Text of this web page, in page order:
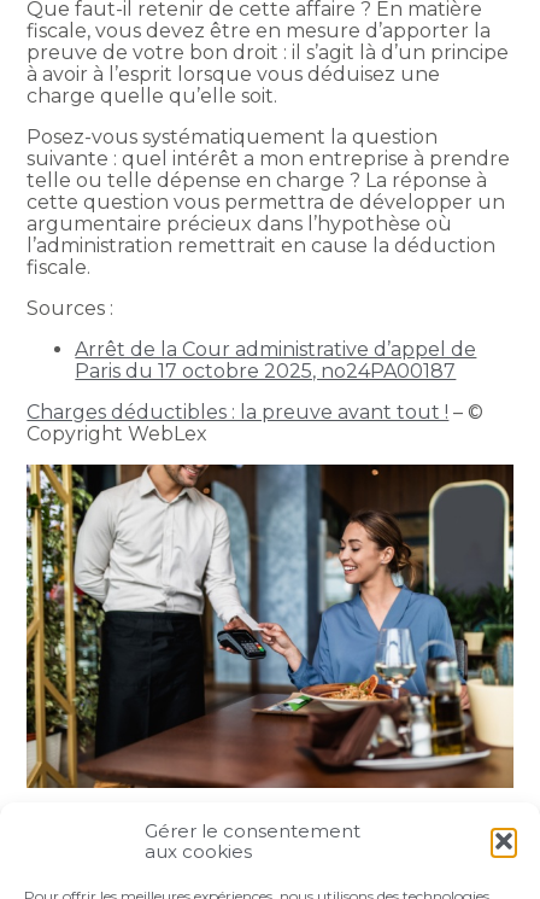
Gérer le consentement
aux cookies
Que faut-il retenir de cette affaire ? En matière
fiscale, vous devez être en mesure d’apporter la
preuve de votre bon droit : il s’agit là d’un principe
à avoir à l’esprit lorsque vous déduisez une
charge quelle qu’elle soit.
Posez-vous systématiquement la question
suivante : quel intérêt a mon entreprise à prendre
telle ou telle dépense en charge ? La réponse à
cette question vous permettra de développer un
argumentaire précieux dans l’hypothèse où
l’administration remettrait en cause la déduction
fiscale.
Sources :
Arrêt de la Cour administrative d’appel de
Paris du 17 octobre 2025, no24PA00187
Charges déductibles : la preuve avant tout ! – ©
Copyright WebLex